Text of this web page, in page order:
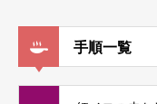
手順一覧